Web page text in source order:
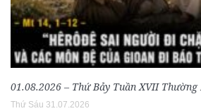
01.08.2026 – Thứ Bảy Tuần XVII Thường
Thứ Sáu 31.07.2026